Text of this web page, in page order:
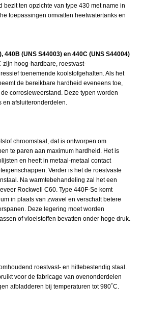
bezit ten opzichte van type 430 met name in
toepassingen omvatten heetwatertanks en
440B (UNS S44003) en 440C (UNS S44004)
zijn hoog-hardbare, roestvast-
toenemende koolstofgehalten. Als het
de bereikbare hardheid eveneens toe,
corrosieweerstand. Deze typen worden
en afsluiteronderdelen.
chroomstaal, dat is ontworpen om
te paren aan maximum hardheid. Het is
en heeft in metaal-metaal contact
Verder is het de roestvaste
Na warmtebehandeling zal het een
Rockwell C60. Type 440F-Se komt
in plaats van zwavel en verschaft betere
Deze legering moet worden
of vloeistoffen bevatten onder hoge druk.
roestvast- en hittebestendig staal.
voor de fabricage van ovenonderdelen
afbladderen bij temperaturen tot 980˚C.